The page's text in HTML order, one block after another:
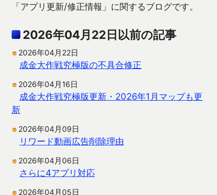
「アプリ更新/修正情報」に関するブログです。
2026年04月22日以前の記事
2026年04月22日
成金大作戦究極版の不具合修正
2026年04月16日
成金大作戦究極版更新・2026年1月マップも更
新
2026年04月09日
リワード動画広告削除理由
2026年04月06日
さらに4アプリ対応
2026年04月05日